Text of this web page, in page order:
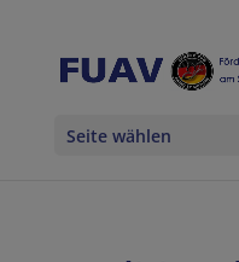
Seite wählen